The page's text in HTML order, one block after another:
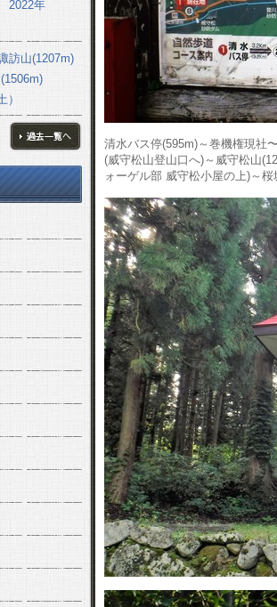
清水バス停(595m)～巻機権現社
(威守松山登山口へ)～威守松山
ォーゲル部 威守松小屋の上)～
2022年
訪山(1207m)